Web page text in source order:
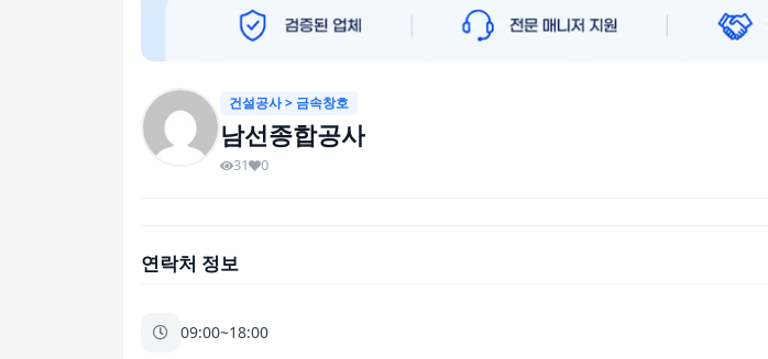
건설공사 > 금속창호
남선종합공사
31 0
연락처 정보
09:00~18:00